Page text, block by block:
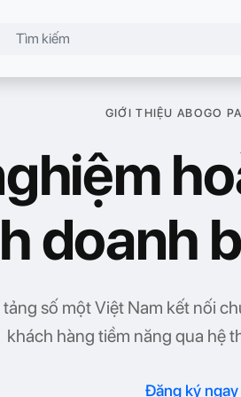
GIỚI THIỆU ABOGO
doanh
tảng số một Việt Nam kết nối
khách hàng tiềm năng qua hệ
Đăng ký ngay